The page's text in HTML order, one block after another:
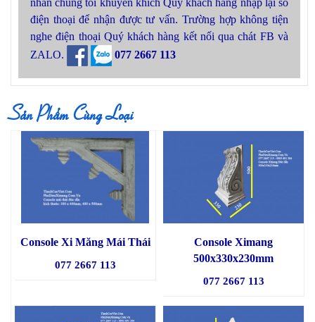
nhân chúng tôi khuyến khích Quý khách hàng nhập lại số
điện thoại để nhận được tư vấn. Trường hợp không tiện
nghe điện thoại Quý khách hàng kết nối qua chát FB và
ZALO.
077 2667 113
Sản Phẩm Cùng Loại
Console Xi Măng Mái Thái
077 2667 113
Console Ximang
500x330x230mm
077 2667 113